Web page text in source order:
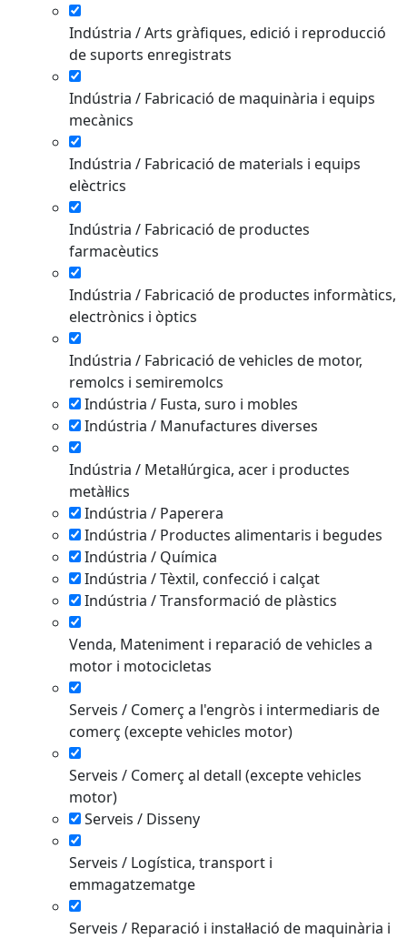
Indústria / Arts gràfiques, edició i reproducció
de suports enregistrats
Indústria / Fabricació de maquinària i equips
mecànics
Indústria / Fabricació de materials i equips
elèctrics
Indústria / Fabricació de productes
farmacèutics
Indústria / Fabricació de productes informàtics,
electrònics i òptics
Indústria / Fabricació de vehicles de motor,
remolcs i semiremolcs
Indústria / Fusta, suro i mobles
Indústria / Manufactures diverses
Indústria / Metal·lúrgica, acer i productes
metàl·lics
Indústria / Paperera
Indústria / Productes alimentaris i begudes
Indústria / Química
Indústria / Tèxtil, confecció i calçat
Indústria / Transformació de plàstics
Venda, Mateniment i reparació de vehicles a
motor i motocicletas
Serveis / Comerç a l'engròs i intermediaris de
comerç (excepte vehicles motor)
Serveis / Comerç al detall (excepte vehicles
motor)
Serveis / Disseny
Serveis / Logística, transport i
emmagatzematge
Serveis / Reparació i instal·lació de maquinària i